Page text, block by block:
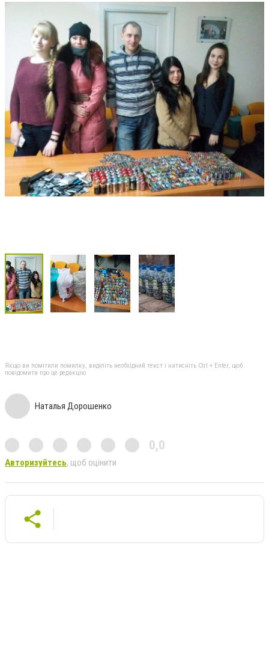
Якщо ви помітили помилку, виділіть необхідний текст і натисніть Ctrl + Enter, щоб
повідомити про це редакцію
Наталья Дорошенко
0,0
Авторизуйтесь, щоб оцінити